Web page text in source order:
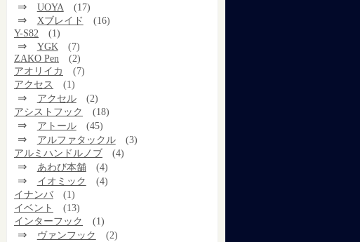
⇒ UOYA (17)
⇒ Xブレイド
(16)
Y-S82
(1)
⇒ YGK
(7)
ZAKO Pen
(2)
アオリイカ
(7)
アクセス
(1)
⇒ アクセル
(2)
アシストフック
(18)
⇒ アトール (45)
⇒ アルファタックル
(3)
アルミハンドルノブ
(4)
⇒ あわび本舗 (4)
⇒ イオミック
(4)
イナンバ
(1)
イベント
(13)
インターフック
(1)
⇒ ヴァンフック (2)